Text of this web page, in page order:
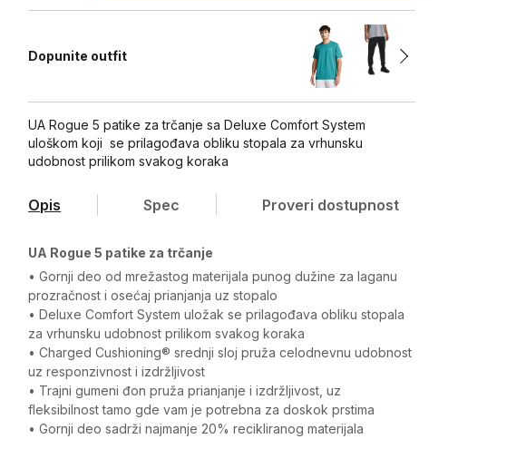
Dopunite outfit
UA Rogue 5 patike za trčanje sa Deluxe Comfort System
uloškom koji se prilagođava obliku stopala za vrhunsku
udobnost prilikom svakog koraka
Opis Spec Proveri dostupnost
UA Rogue 5 patike za trčanje
• Gornji deo od mrežastog materijala punog dužine za laganu
prozračnost i osećaj prianjanja uz stopalo
• Deluxe Comfort System uložak se prilagođava obliku stopala
za vrhunsku udobnost prilikom svakog koraka
• Charged Cushioning® srednji sloj pruža celodnevnu udobnost
uz responzivnost i izdržljivost
• Trajni gumeni đon pruža prianjanje i izdržljivost, uz
fleksibilnost tamo gde vam je potrebna za doskok prstima
• Gornji deo sadrži najmanje 20% recikliranog materijala